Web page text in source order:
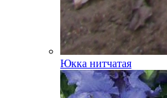
Юкка нитчатая